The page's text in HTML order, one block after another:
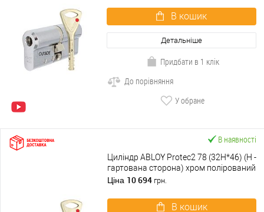
В кошик
Детальніше
Придбати в 1 клік
До порівняння
У обране
В наявності
Циліндр ABLOY Protec2 78 (32H*46) (H -
гартована сторона) хром полірований
Ціна 10 694 грн.
В кошик